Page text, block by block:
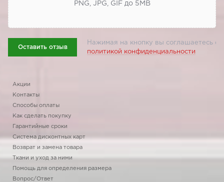
PNG, JPG, GIF до 5МВ
Оставить отзыв
Нажимая на кнопку вы соглашаетесь с
политикой конфиденциальности
Акции
Контакты
Способы оплаты
Как сделать покупку
Гарантийные сроки
Система дисконтных карт
Возврат и замена товара
Ткани и уход за ними
Помощь для определения размера
Вопрос/Ответ